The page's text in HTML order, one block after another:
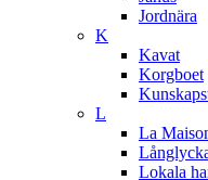
Jordnära
K
Kavat
Korgboet
L
La
Lokala